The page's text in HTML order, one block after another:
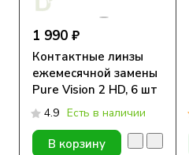
1 990 ₽
Контактные линзы
ежемесячной замены
Pure Vision 2 HD, 6 шт
4.9 Есть в наличии
В корзину